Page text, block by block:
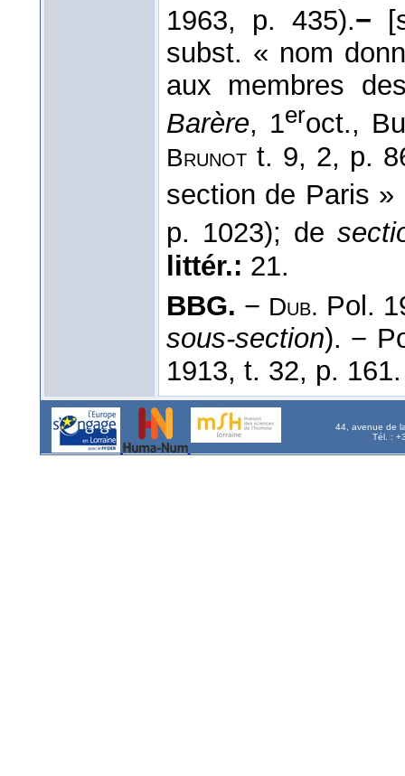
1963, p. 435).−
subst. « nom
aux membres
Barère, 1eroct.,
Brunot t. 9, 2, p.
section de Paris »
p. 1023); de
littér.: 21.
BBG. − Dub. Pol.
sous-section). −
1913, t. 32, p.
44, avenue de
Tél. :